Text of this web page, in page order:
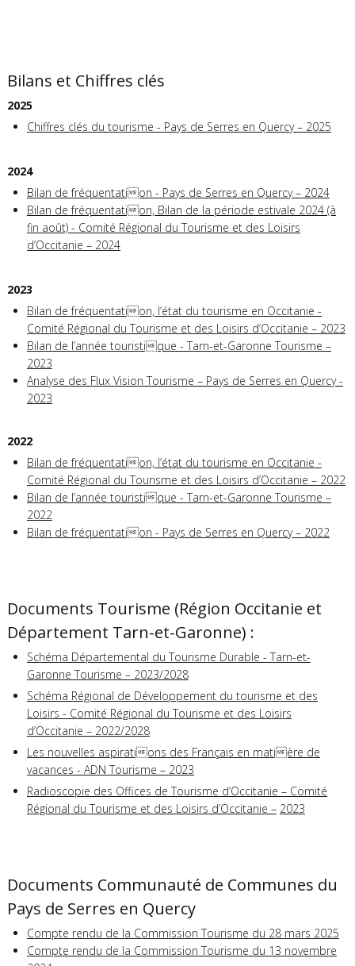
Bilans et Chiffres clés
2025
Chiffres clés du tourisme - Pays de Serres en Quercy – 2025
2024
Bilan de fréquentation - Pays de Serres en Quercy – 2024
Bilan de fréquentation, Bilan de la période estivale 2024 (à
fin août) - Comité Régional du Tourisme et des Loisirs
d’Occitanie – 2024
2023
Bilan de fréquentation, l’état du tourisme en Occitanie -
Comité Régional du Tourisme et des Loisirs d’Occitanie – 2023
Bilan de l’année touristique - Tarn-et-Garonne Tourisme –
2023
Analyse des Flux Vision Tourisme – Pays de Serres en Quercy -
2023
2022
Bilan de fréquentation, l’état du tourisme en Occitanie -
Comité Régional du Tourisme et des Loisirs d’Occitanie – 2022
Bilan de l’année touristique - Tarn-et-Garonne Tourisme –
2022
Bilan de fréquentation - Pays de Serres en Quercy – 2022
Documents Tourisme (Région Occitanie et
Département Tarn-et-Garonne) :
Schéma Départemental du Tourisme Durable - Tarn-et-
Garonne Tourisme – 2023/2028
Schéma Régional de Développement du tourisme et des
Loisirs - Comité Régional du Tourisme et des Loisirs
d’Occitanie – 2022/2028
Les nouvelles aspirations des Français en matière de
vacances - ADN Tourisme – 2023
Radioscopie des Offices de Tourisme d’Occitanie – Comité
Régional du Tourisme et des Loisirs d’Occitanie – 2023
Documents Communauté de Communes du
Pays de Serres en Quercy
Compte rendu de la Commission Tourisme du 28 mars 2025
Compte rendu de la Commission Tourisme du 13 novembre